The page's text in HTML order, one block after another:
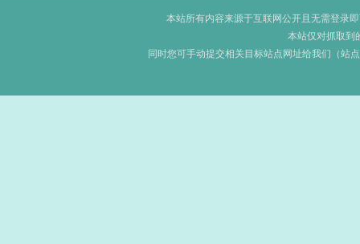
本站所有内容来源于互联网公开且无需登录
本站仅对抓取到
同时您可手动提交相关目标站点网址给我们（站